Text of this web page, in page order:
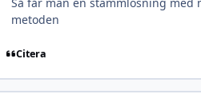
metoden
Citera